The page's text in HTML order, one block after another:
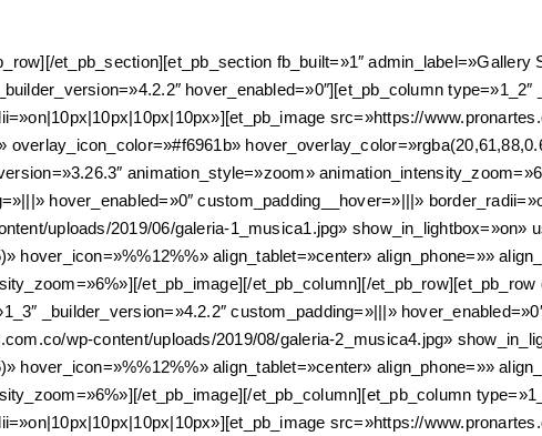
et_pb_section][et_pb_section fb_built=»1″
hover_enabled=»0″][et_pb_column
src=»https://
overlay_icon_color=»#f6961b»
animation_style=»zoom»
hover_enabled=»0″ custom_padding__hover=»|||»
uploads/2019/06/galeria-1_musica1.jpg» show_in_lightbox=»on»
hover_icon=»%%12%%» align_tablet=»center» align_phone=»»
et_pb_image][/et_pb_column][/
_builder_version=»4.2.2″ custom_padding=»|||»
wp-content/uploads/2019/08/galeria-2_musica4.jpg»
hover_icon=»%%12%%» align_tablet=»center» align_phone=»»
et_pb_image][/et_pb_column][et_pb_column
src=»https://